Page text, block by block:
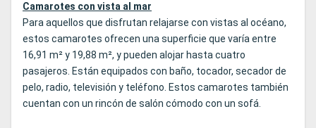
Camarotes con vista al mar
Para aquellos que disfrutan relajarse con vistas al océano,
estos camarotes ofrecen una superficie que varía entre
16,91 m² y 19,88 m², y pueden alojar hasta cuatro
pasajeros. Están equipados con baño, tocador, secador de
pelo, radio, televisión y teléfono. Estos camarotes también
cuentan con un rincón de salón cómodo con un sofá.